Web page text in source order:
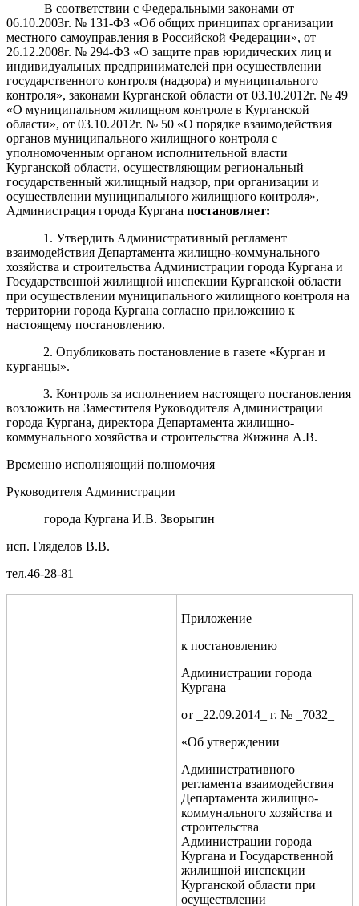
В соответствии с Федеральными законами от
06.10.2003г. № 131-ФЗ «Об общих принципах организации
местного самоуправления в Российской Федерации», от
26.12.2008г. № 294-ФЗ «О защите прав юридических лиц и
индивидуальных предпринимателей при осуществлении
государственного контроля (надзора) и муниципального
контроля», законами Курганской области от 03.10.2012г. № 49
«О муниципальном жилищном контроле в Курганской
области», от 03.10.2012г. № 50 «О порядке взаимодействия
органов муниципального жилищного контроля с
уполномоченным органом исполнительной власти
Курганской области, осуществляющим региональный
государственный жилищный надзор, при организации и
осуществлении муниципального жилищного контроля»,
Администрация города Кургана постановляет:
1. Утвердить Административный регламент
взаимодействия Департамента жилищно-коммунального
хозяйства и строительства Администрации города Кургана и
Государственной жилищной инспекции Курганской области
при осуществлении муниципального жилищного контроля на
территории города Кургана согласно приложению к
настоящему постановлению.
2. Опубликовать постановление в газете «Курган и
курганцы».
3. Контроль за исполнением настоящего постановления
возложить на Заместителя Руководителя Администрации
города Кургана, директора Департамента жилищно-
коммунального хозяйства и строительства Жижина А.В.
Временно исполняющий полномочия
Руководителя Администрации
города Кургана И.В. Зворыгин
исп. Гляделов В.В.
тел.46-28-81
Приложение
к постановлению
Администрации города
Кургана
от _22.09.2014_ г. № _7032_
«Об утверждении
Административного
регламента взаимодействия
Департамента жилищно-
коммунального хозяйства и
строительства
Администрации города
Кургана и Государственной
жилищной инспекции
Курганской области при
осуществлении